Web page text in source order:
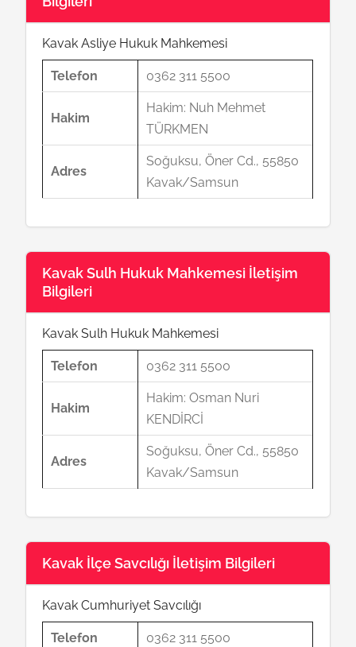
Kavak Asliye Hukuk Mahkemesi
Telefon 0362 311 5500
Hakim
Hakim: Nuh Mehmet
TÜRKMEN
Adres
Soğuksu, Öner Cd., 55850
Kavak/Samsun
Kavak Sulh Hukuk Mahkemesi İletişim
Bilgileri
Kavak Sulh Hukuk Mahkemesi
Telefon 0362 311 5500
Hakim
Hakim: Osman Nuri
KENDİRCİ
Adres
Soğuksu, Öner Cd., 55850
Kavak/Samsun
Kavak İlçe Savcılığı İletişim Bilgileri
Kavak Cumhuriyet Savcılığı
Telefon 0362 311 5500